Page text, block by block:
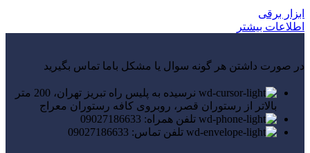
ابزار برقی
اطلاعات بیشتر
در صورت داشتن هر گونه سوال یا مشکل باما تماس بگیرید
نرسیده به پلیس راه تبریز تهران، 200 متر
بالاتر از رستوران قصر، روبروی کافه رستوران معراج
تلفن همراه: 09027186633
تلفن تماس: 09027186633